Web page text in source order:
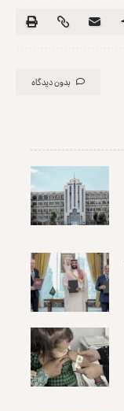
بدون دیدگاه